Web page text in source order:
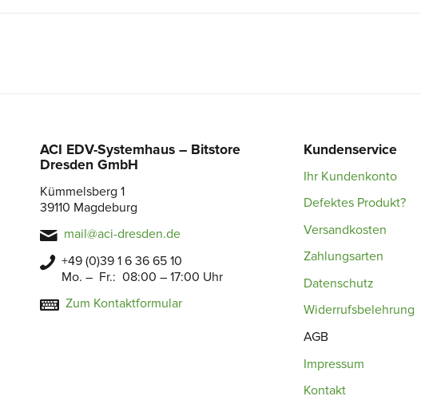
ACI EDV-Systemhaus – Bitstore
Dresden GmbH
Kümmelsberg 1
39110 Magdeburg
mail@aci-dresden.de
+49 (0)39 1 6 36 65 10
Mo. – Fr.: 08:00 – 17:00 Uhr
Zum Kontaktformular
Kundenservice
Ihr Kundenkonto
Defektes Produkt?
Versandkosten
Zahlungsarten
Datenschutz
Widerrufsbelehrung
AGB
Impressum
Kontakt